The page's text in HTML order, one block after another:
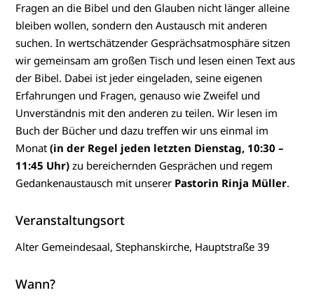
Fragen an die Bibel und den Glauben nicht länger alleine
bleiben wollen, sondern den Austausch mit anderen
suchen. In wertschätzender Gesprächsatmosphäre sitzen
wir gemeinsam am großen Tisch und lesen einen Text aus
der Bibel. Dabei ist jeder eingeladen, seine eigenen
Erfahrungen und Fragen, genauso wie Zweifel und
Unverständnis mit den anderen zu teilen. Wir lesen im
Buch der Bücher und dazu treffen wir uns einmal im
Monat(in der Regel jeden letzten Dienstag, 10:30 –
11:45 Uhr) zu bereichernden Gesprächen und regem
Gedankenaustausch mit unserer Pastorin Rinja Müller.
Veranstaltungsort
Alter Gemeindesaal, Stephanskirche, Hauptstraße 39
Wann?